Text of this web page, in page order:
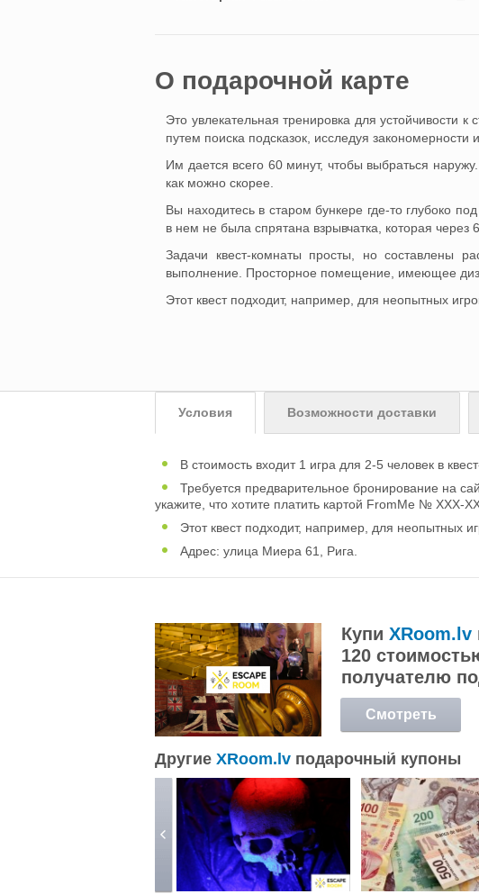
O подарочной картe
Это увлекательная тренировка для устойчивости к
путем поиска подсказок, исследуя
Им дается всего 60 минут, чтобы выбраться
как можно скорее.
Вы находитесь в старом бункере где-то глубоко
в нем не была спрятана взрывчатка, которая через
Задачи квест-комнаты просты, но составлены
выполнение. Просторное помещение, имеющее
Этот квест подходит, например, для неопытных
Условия Возможности доставки
В стоимость входит 1 игра для 2-5 человек в
Требуется предварительное бронирование на
укажите, что хотите платить картой FromMe № XXX-
Этот квест подходит, например, для неопытных
Адрес: улица Миера 61, Рига.
Купи XRoom.lv
120
получателю
Смотреть
Другие XRoom.lv подарочный купоны